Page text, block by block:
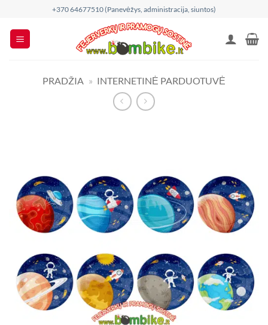
content
+370 64677510 (Panevėžys, administracija, siuntos)
PRADŽIA » INTERNETINĖ PARDUOTUVĖ